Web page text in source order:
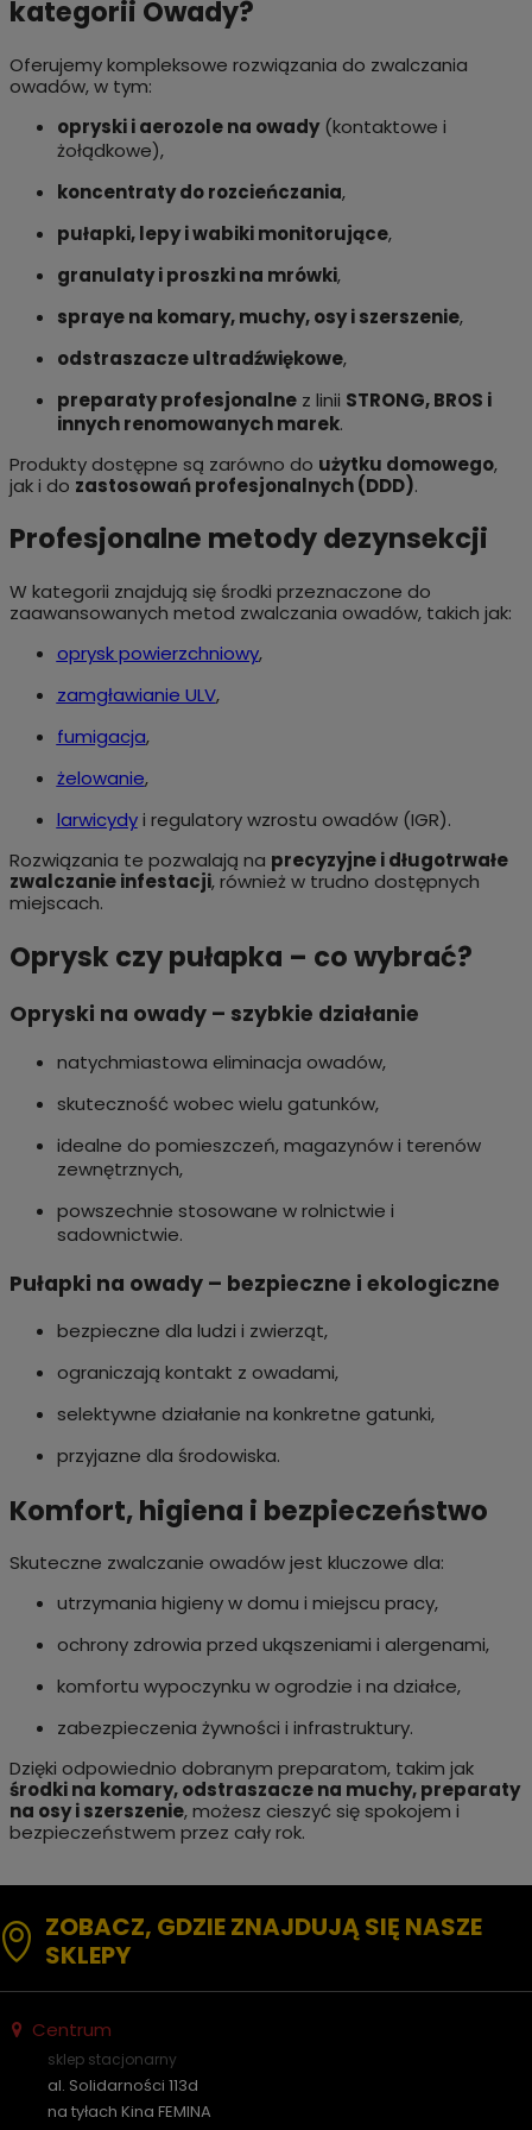
kategorii Owady?
Oferujemy kompleksowe rozwiązania do zwalczania
owadów, w tym:
opryski i aerozole na owady(kontaktowe i
żołądkowe),
koncentraty do rozcieńczania,
pułapki, lepy i wabiki monitorujące,
granulaty i proszki na mrówki,
spraye na komary, muchy, osy i szerszenie,
odstraszacze ultradźwiękowe,
preparaty profesjonalnez linii STRONG, BROS i
innych renomowanych marek.
Produkty dostępne są zarówno do użytku domowego,
jak i do zastosowań profesjonalnych (DDD).
Profesjonalne metody dezynsekcji
W kategorii znajdują się środki przeznaczone do
zaawansowanych metod zwalczania owadów, takich jak:
oprysk powierzchniowy,
zamgławianie ULV,
fumigacja,
żelowanie,
larwicydyi regulatory wzrostu owadów (IGR).
Rozwiązania te pozwalają na precyzyjne i długotrwałe
zwalczanie infestacji, również w trudno dostępnych
miejscach.
Oprysk czy pułapka – co wybrać?
Opryski na owady – szybkie działanie
natychmiastowa eliminacja owadów,
skuteczność wobec wielu gatunków,
idealne do pomieszczeń, magazynów i terenów
zewnętrznych,
powszechnie stosowane w rolnictwie i
sadownictwie.
Pułapki na owady – bezpieczne i ekologiczne
bezpieczne dla ludzi i zwierząt,
ograniczają kontakt z owadami,
selektywne działanie na konkretne gatunki,
przyjazne dla środowiska.
Komfort, higiena i bezpieczeństwo
Skuteczne zwalczanie owadów jest kluczowe dla:
utrzymania higieny w domu i miejscu pracy,
ochrony zdrowia przed ukąszeniami i alergenami,
komfortu wypoczynku w ogrodzie i na działce,
zabezpieczenia żywności i infrastruktury.
Dzięki odpowiednio dobranym preparatom, takim jak
środki na komary, odstraszacze na muchy, preparaty
na osy i szerszenie, możesz cieszyć się spokojem i
bezpieczeństwem przez cały rok.
ZOBACZ, GDZIE ZNAJDUJĄ SIĘ NASZE
SKLEPY
Centrum
sklep stacjonarny
al. Solidarności 113d
na tyłach Kina FEMINA